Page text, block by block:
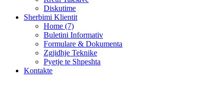
Diskutime
Sherbimi Klientit
Home (7)
Buletini Informativ
Formulare & Dokumenta
Zgjidhje Teknike
Pyetje te Shpeshta
Kontakte